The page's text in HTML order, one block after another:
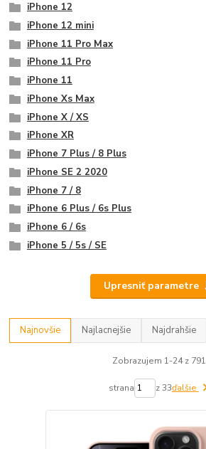
iPhone 12
iPhone 12 mini
iPhone 11 Pro Max
iPhone 11 Pro
iPhone 11
iPhone Xs Max
iPhone X / XS
iPhone XR
iPhone 7 Plus / 8 Plus
iPhone SE 2 2020
iPhone 7 / 8
iPhone 6 Plus / 6s Plus
iPhone 6 / 6s
iPhone 5 / 5s / SE
Upresniť parametre
Najnovšie Najlacnejšie Najdrahšie
Zobrazujem 1-24 z 791
strana z 33ďalšie